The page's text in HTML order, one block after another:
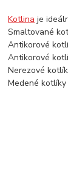
Kotlina je
Smaltované
Antikorové
Antikorové
Nerezové
Medené kotlíky